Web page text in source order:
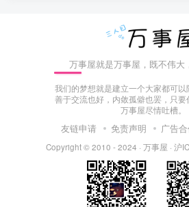
万事屋就是万事屋，既不伟大
我们的梦想就是建立一个大家都可以
善于交流也好，内敛孤僻也罢，只要
万事屋尽情吐槽。
友链申请 免责声明 广告
Copyright © 2010 - 2024 · 万事屋 · 沪